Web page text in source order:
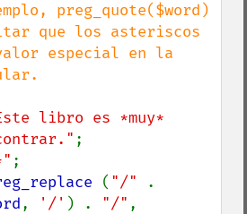
preg_quote($word)
que los asteriscos
especial en la
libro es *muy*
( "/"
, '/' ) . "/" ,